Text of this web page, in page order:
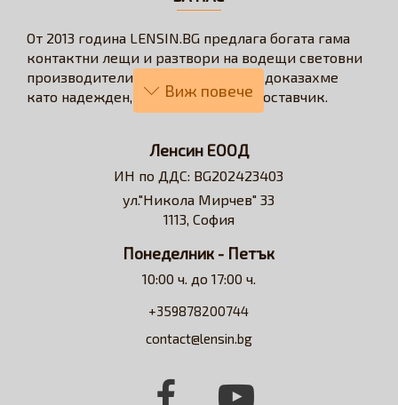
От 2013 година LENSIN.BG предлага богата гама
контактни лещи и разтвори на водещи световни
производители. През годините се доказахме
като надежден, бърз и коректен доставчик.
пазаруването в бързо, лесно, удобно и изгодно
решение за всеки потребител на контактни лещи.
Достъпни сме за професионални съвети и
съдействие относно избора на контактни лещи и
Ленсин ЕООД
ИН по ДДС: BG202423403
ул."Никола Мирчев" 33
1113, София
Понеделник - Петък
10:00 ч. до 17:00 ч.
+359878200744
contact@lensin.bg